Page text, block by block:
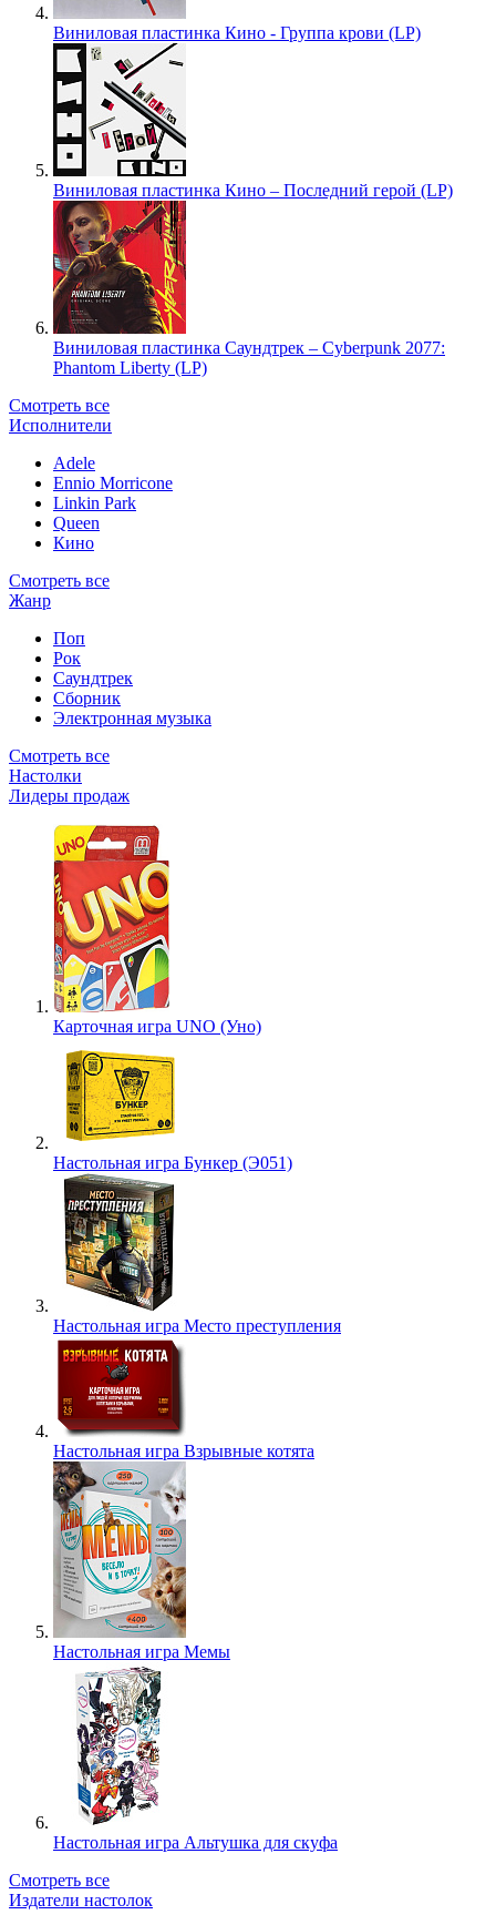
Виниловая пластинка Кино - Группа крови (LP)
Виниловая пластинка Кино – Последний герой (LP)
Виниловая пластинка Саундтрек – Cyberpunk 2077:
Phantom Liberty (LP)
Смотреть все
Исполнители
Adele
Ennio Morricone
Linkin Park
Queen
Кино
Смотреть все
Жанр
Поп
Рок
Саундтрек
Сборник
Электронная музыка
Смотреть все
Настолки
Лидеры продаж
Карточная игра UNO (Уно)
Настольная игра Бункер (Э051)
Настольная игра Место преступления
Настольная игра Взрывные котята
Настольная игра Мемы
Настольная игра Альтушка для скуфа
Смотреть все
Издатели настолок